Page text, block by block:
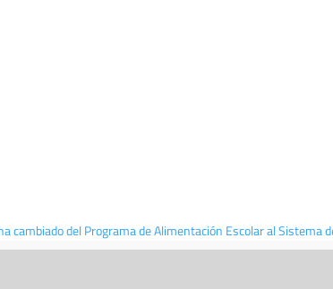
cambiado del Programa de Alimentación Escolar al Sistema